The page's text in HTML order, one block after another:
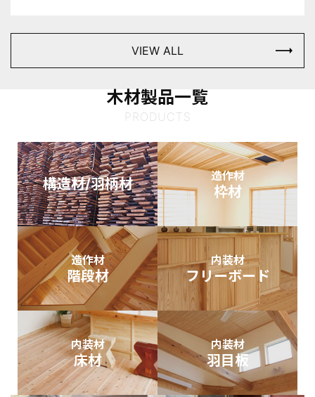
VIEW ALL
木材製品一覧
PRODUCTS
構造材/羽柄材
造作材
枠材
造作材
階段材
内装材
フリーボード
内装材
床材
内装材
羽目板